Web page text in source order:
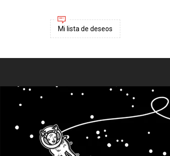
Mi lista de deseos